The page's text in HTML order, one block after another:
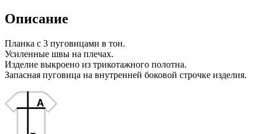
Описание
Планка с 3 пуговицами в тон.
Усиленные швы на плечах.
Изделие выкроено из трикотажного полотна.
Запасная пуговица на внутренней боковой строчке изделия.